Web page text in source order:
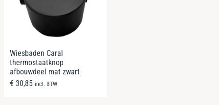
Wiesbaden Caral
thermostaatknop
afbouwdeel mat zwart
€ 30,85 incl. BTW